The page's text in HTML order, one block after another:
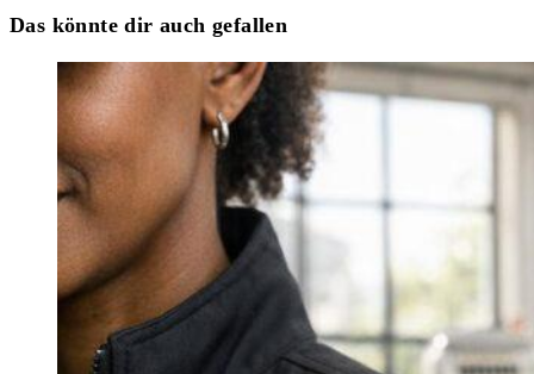
Das könnte dir auch gefallen